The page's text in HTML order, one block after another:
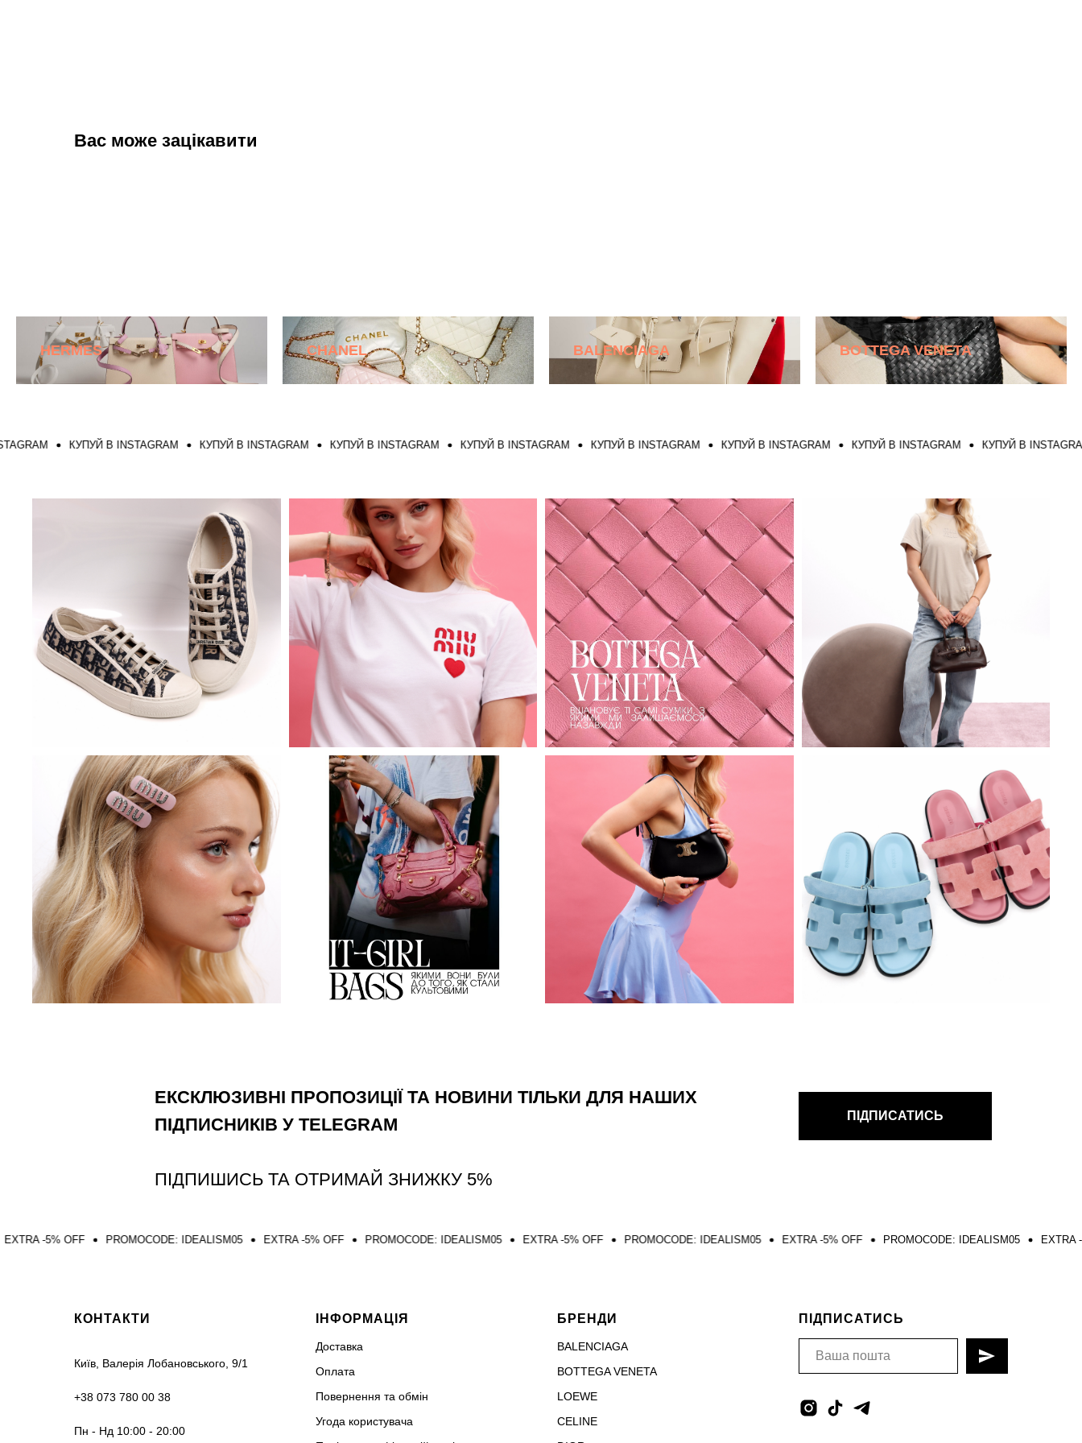
Вас може зацікавити
HERMES CHANEL BALENCIAGA BOTTEGA VENETA
КУПУЙ В INSTAGRAM КУПУЙ В INSTAGRAM КУПУЙ В INSTAGRAM КУПУЙ В INSTAGRAM КУПУЙ В INSTAGRAM КУПУЙ В INSTAGRAM КУПУЙ В INSTAGRAM КУПУЙ В INSTAGRAM
ЕКСКЛЮЗИВНІ ПРОПОЗИЦІЇ ТА НОВИНИ ТІЛЬКИ ДЛЯ НАШИХ
ПІДПИСНИКІВ У TELEGRAM
ПІДПИШИСЬ ТА ОТРИМАЙ ЗНИЖКУ 5%
ПІДПИСАТИСЬ
OFF PROMOCODE: IDEALISM05 EXTRA -5% OFF PROMOCODE: IDEALISM05 EXTRA -5% OFF PROMOCODE: IDEALISM05 EXTRA -5% OFF PROMOCODE: IDEALISM05 EXTRA -5% OFF
КОНТАКТИ
Київ, Валерія Лобановського, 9/1
+38 073 780 00 38
Пн - Нд 10:00 - 20:00
ІНФОРМАЦІЯ
Доставка
Оплата
Повернення та обмін
Угода користувача
БРЕНДИ
BALENCIAGA
BOTTEGA VENETA
LOEWE
CELINE
ПІДПИСАТИСЬ